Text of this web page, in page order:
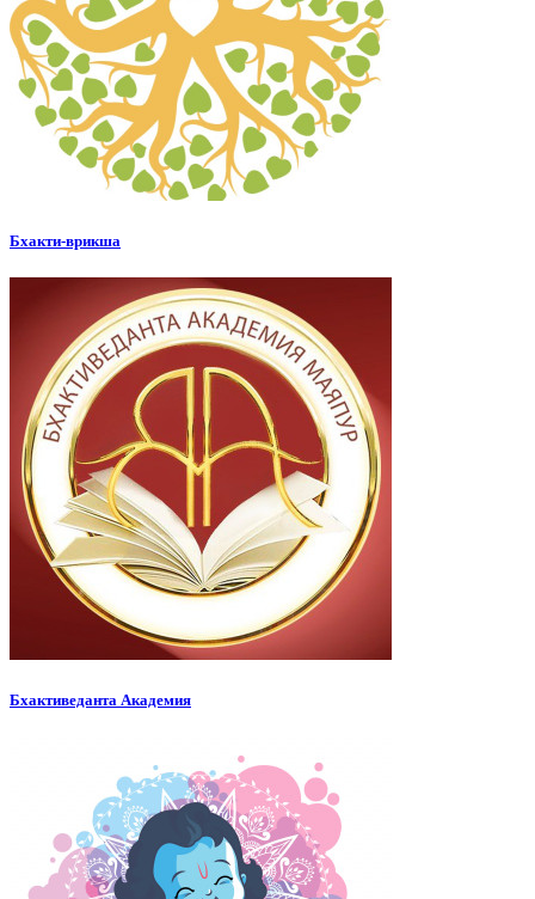
Бхакти-врикша
Бхактиведанта Академия